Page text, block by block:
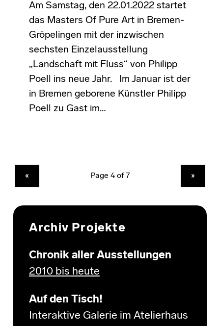
Am Samstag, den 22.01.2022 startet
das Masters Of Pure Art in Bremen-
Gröpelingen mit der inzwischen
sechsten Einzelausstellung
„Landschaft mit Fluss“ von Philipp
Poell ins neue Jahr. Im Januar ist der
in Bremen geborene Künstler Philipp
Poell zu Gast im…
« »
Archiv Projekte
Chronik aller Ausstellungen
2010 bis heute
Auf den Tisch!
Interaktive Galerie im Atelierhaus